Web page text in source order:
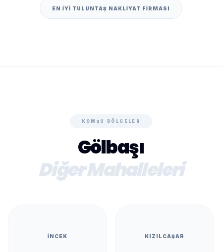
EN IYI TULUNTAŞ NAKLIYAT FIRMASI
KOMŞU BÖLGELER
Gölbaşı
Diğer Mahalleleri
İNCEK KIZILCAŞAR